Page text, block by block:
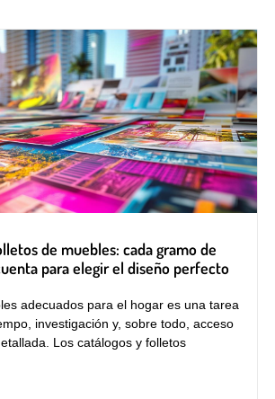
de muebles: cada gramo de
para elegir el diseño perfecto
adecuados para el hogar es una tarea
investigación y, sobre todo, acceso
Los catálogos y folletos